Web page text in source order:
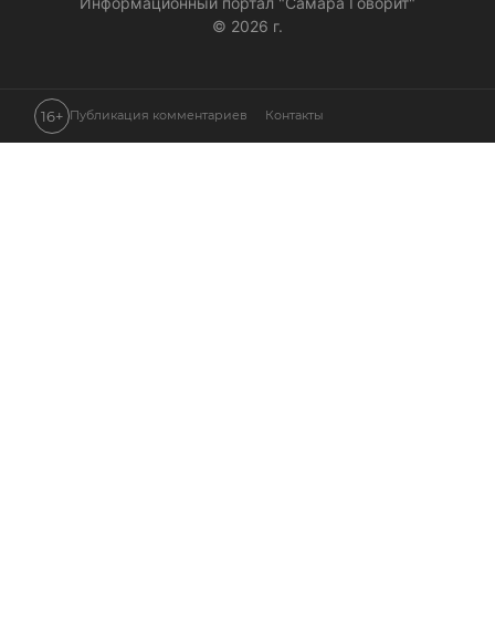
© 2026 г.
16+ Публикация комментариев Контакты